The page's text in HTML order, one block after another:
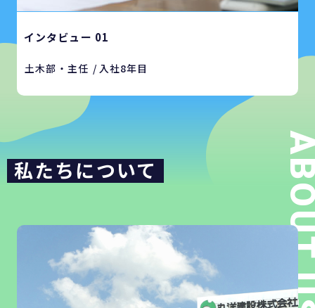
インタビュー 01
土木部・主任 入社8年目
私たちについて